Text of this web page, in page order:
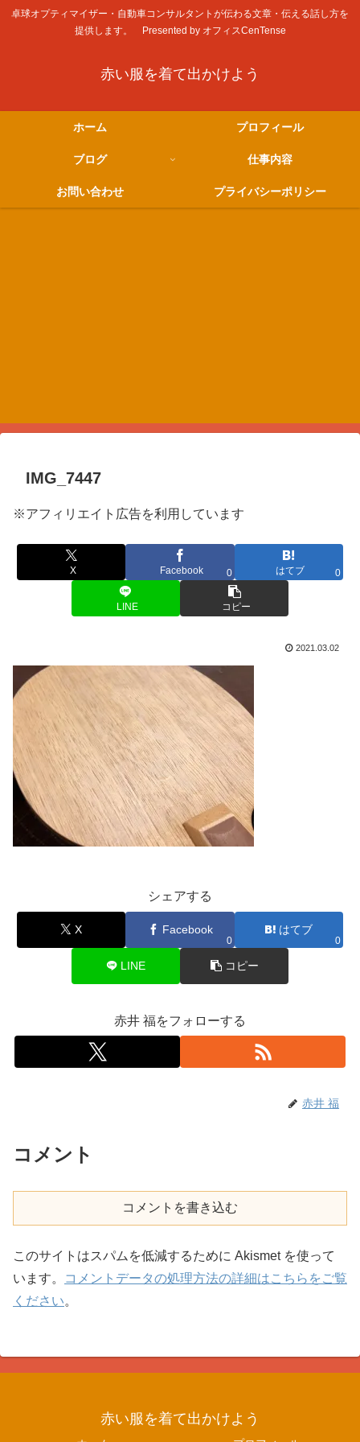
卓球オプティマイザー・自動車コンサルタントが伝わる文章・伝える話し方を
提供します。 Presented by オフィスCenTense
赤い服を着て出かけよう
ホーム プロフィール
ブログ 仕事内容
お問い合わせ プライバシーポリシー
IMG_7447
※アフィリエイト広告を利用しています
X Facebook 0 はてブ 0
LINE コピー
2021.03.02
シェアする
X Facebook
0
はてブ
0
LINE コピー
赤井 福をフォローする
赤井 福
コメント
コメントを書き込む
このサイトはスパムを低減するために Akismet を使って
います。
コメントデータの処理方法の詳細はこちらをご覧
ください。
赤い服を着て出かけよう